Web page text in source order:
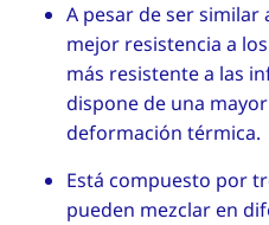
A pesar de ser
mejor resistencia a
más resistente a las
dispone de una
deformación térmica.
Está compuesto por
pueden mezclar en